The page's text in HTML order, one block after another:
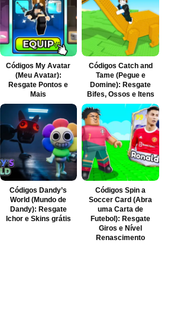
Códigos My Avatar
(Meu Avatar):
Resgate Pontos e
Mais
Códigos Catch and
Tame (Pegue e
Domine): Resgate
Bifes, Ossos e Itens
Códigos Dandy’s
World (Mundo de
Dandy): Resgate
Ichor e Skins grátis
Códigos Spin a
Soccer Card (Abra
uma Carta de
Futebol): Resgate
Giros e Nível
Renascimento